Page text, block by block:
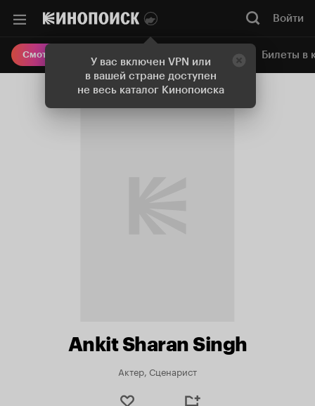
У вас включен VPN или
в вашей стране доступен
не весь каталог Кинопоиска
Войти
Смотреть кино Онлайн-кинотеатр Билеты в
Ankit Sharan Singh
Актер, Сценарист